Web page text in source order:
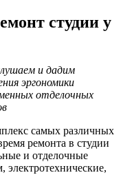
студии у
и дадим
эргономики
отделочных
самых различных
ремонта в студии
и отделочные